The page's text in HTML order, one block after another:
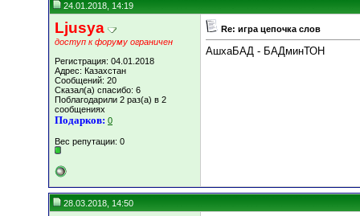
24.01.2018, 14:19
Ljusya
доступ к форуму ограничен
Регистрация: 04.01.2018
Адрес: Казахстан
Сообщений: 20
Сказал(а) спасибо: 6
Поблагодарили 2 раз(а) в 2
сообщениях
Подарков: 0
Вес репутации: 0
Re: игра цепочка слов
АшхаБАД - БАДминТОН
28.03.2018, 14:50